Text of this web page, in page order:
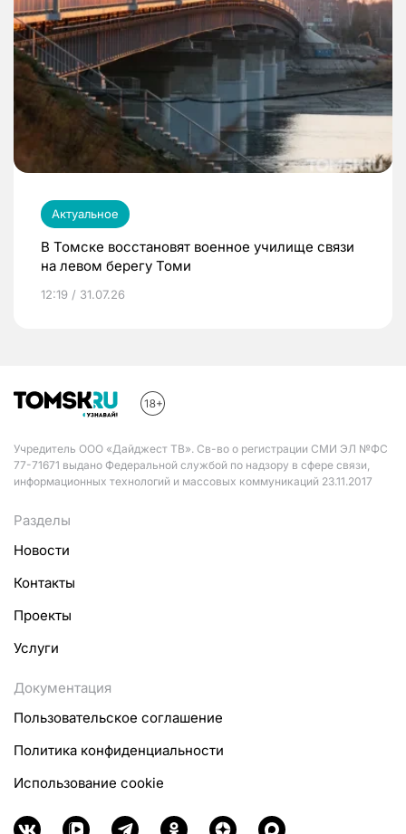
Актуальное
В Томске восстановят военное училище связи
на левом берегу Томи
12:19 / 31.07.26
Учредитель ООО «Дайджест ТВ». Св-во о регистрации СМИ ЭЛ №ФС
77-71671 выдано Федеральной службой по надзору в сфере связи,
информационных технологий и массовых коммуникаций 23.11.2017
Разделы
Новости
Контакты
Проекты
Услуги
Документация
Пользовательское соглашение
Политика конфиденциальности
Использование cookie